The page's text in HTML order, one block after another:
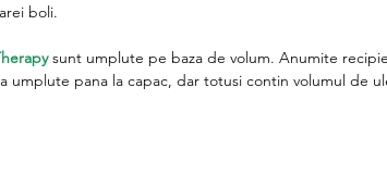
boli.
sunt umplute pe baza de volum. Anumite
umplute pana la capac, dar totusi contin volumul de